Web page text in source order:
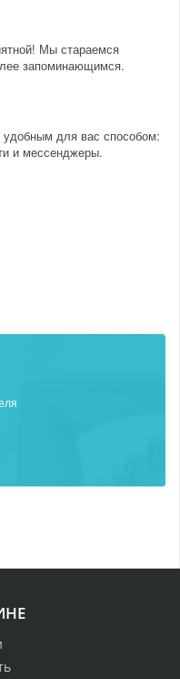
Мы стараемся
запоминающимся.
для вас способом:
и мессенджеры.